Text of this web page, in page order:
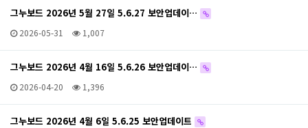
그누보드 2026년 5월 27일 5.6.27 보안업데이…
2026-05-31 1,007
그누보드 2026년 4월 16일 5.6.26 보안업데이…
2026-04-20 1,396
그누보드 2026년 4월 6일 5.6.25 보안업데이트